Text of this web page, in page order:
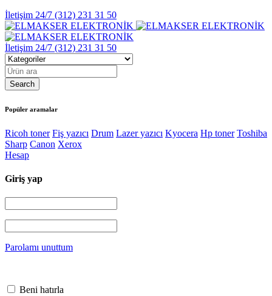
İletişim 24/7 (312) 231 31 50
İletişim 24/7 (312) 231 31 50
Popüler aramalar
Ricoh toner Fiş yazıcı Drum Lazer yazıcı Kyocera Hp toner Toshiba
Sharp Canon Xerox
Hesap
Giriş yap
Parolamı unuttum
Beni hatırla